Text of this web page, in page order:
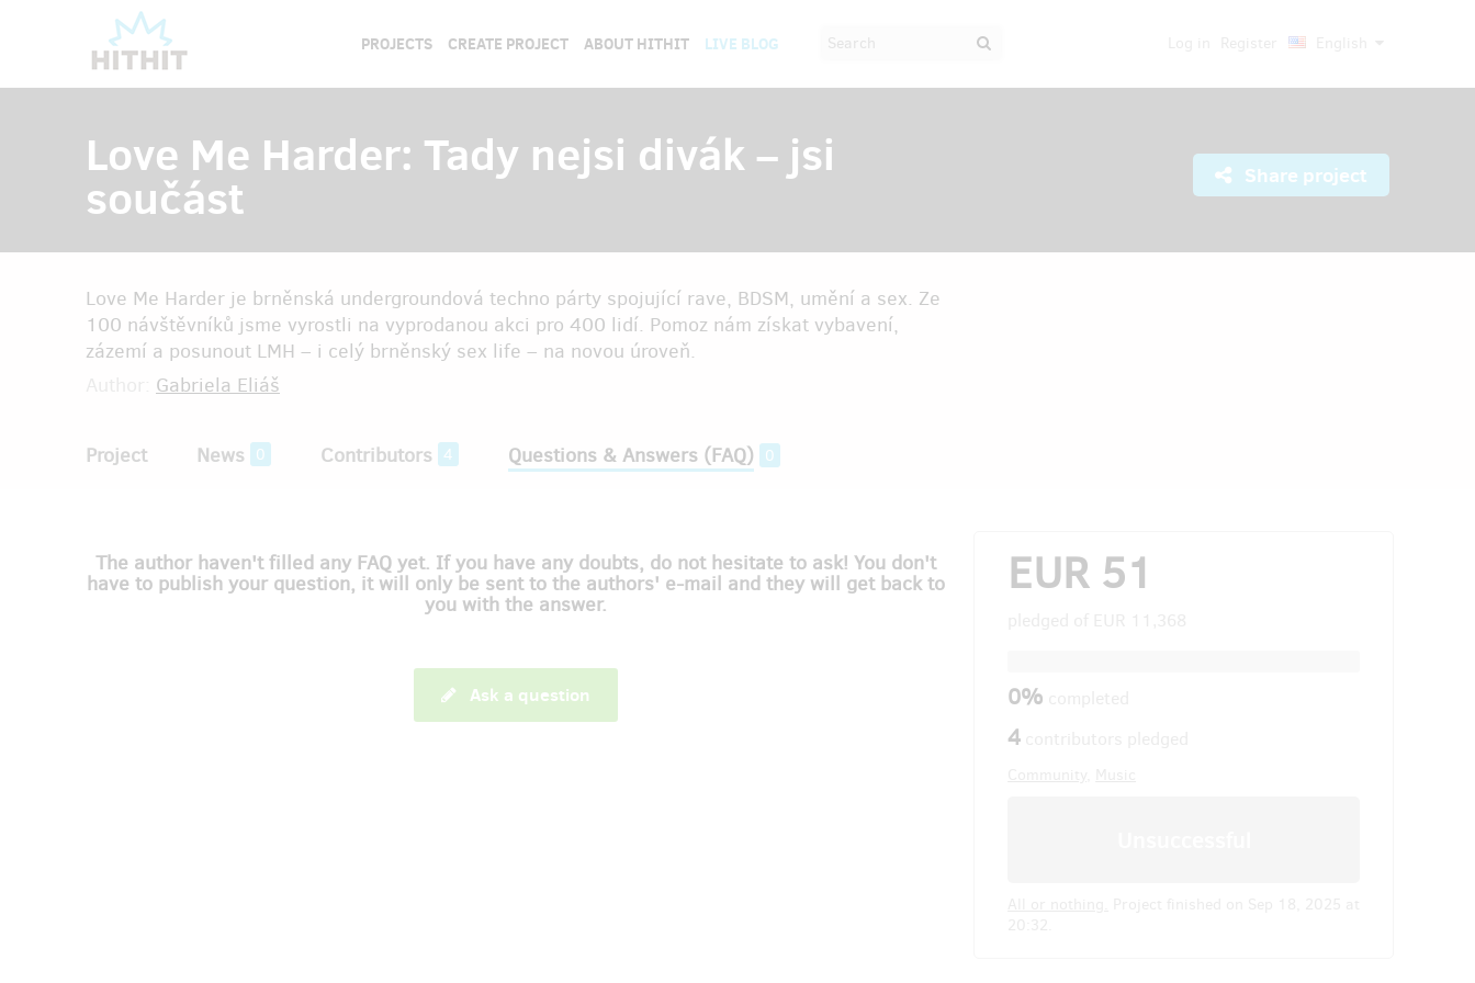
PROJECTS CREATE PROJECT ABOUT HITHIT LIVE BLOG
Love Me Harder: Tady nejsi divák – jsi
součást Share project
Love Me Harder je brněnská undergroundová techno párty spojující rave, BDSM, umění a sex. Ze
100 návštěvníků jsme vyrostli na vyprodanou akci pro 400 lidí. Pomoz nám získat vybavení,
zázemí a posunout LMH – i celý brněnský sex life – na novou úroveň.
Gabriela Eliáš
Project News 0 Contributors 4 Questions & Answers (FAQ) 0
The author haven't filled any FAQ yet. If you have any doubts, do not hesitate to ask! You don't
have to publish your question, it will only be sent to the authors' e-mail and they will get back to
you with the answer.
Ask a question
EUR 51
0%
4